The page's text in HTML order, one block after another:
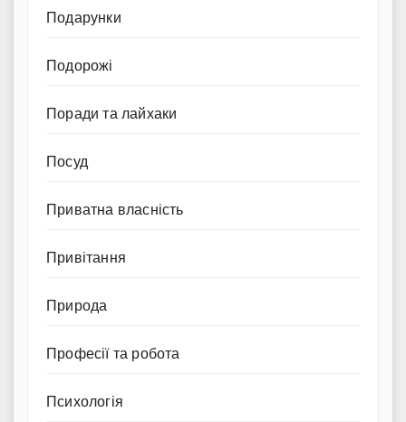
Подарунки
Подорожі
Поради та лайхаки
Посуд
Приватна власність
Привітання
Природа
Професії та робота
Психологія